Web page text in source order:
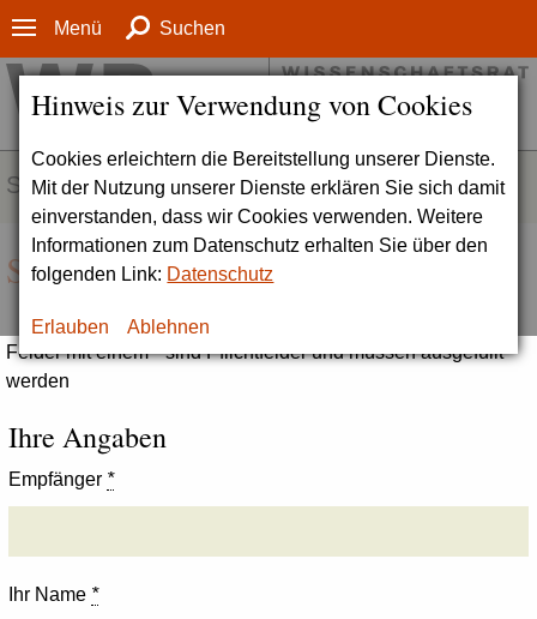
Hinweis zur Verwendung von Cookies
Cookies erleichtern die Bereitstellung unserer Dienste.
Mit der Nutzung unserer Dienste erklären Sie sich damit
einverstanden, dass wir Cookies verwenden. Weitere
Informationen zum Datenschutz erhalten Sie über den
folgenden Link: Datenschutz
Erlauben Ablehnen
Menü Suchen
SERVICE
Seite empfehlen
Felder mit einem * sind Pflichtfelder und müssen ausgefüllt
werden
Ihre Angaben
Empfänger *
Ihr Name *